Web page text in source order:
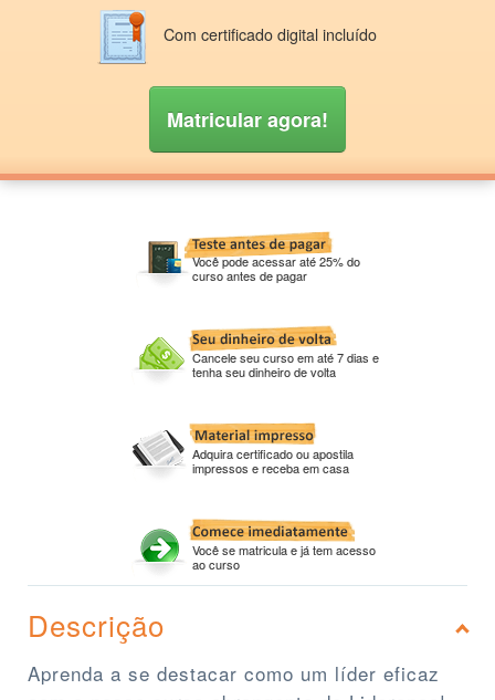
Com certificado digital incluído
Matricular agora!
Você pode acessar até 25% do
curso antes de pagar
Cancele seu curso em até 7 dias e
tenha seu dinheiro de volta
Adquira certificado ou apostila
impressos e receba em casa
Você se matricula e já tem acesso
ao curso
Descrição
Aprenda a se destacar como um líder eficaz